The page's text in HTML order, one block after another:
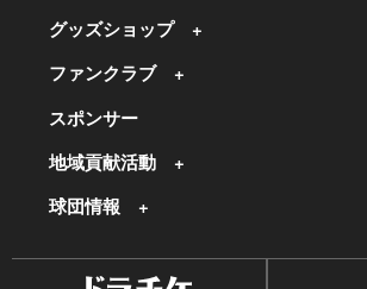
グッズショップ
ファンクラブ
スポンサー
地域貢献活動
球団情報